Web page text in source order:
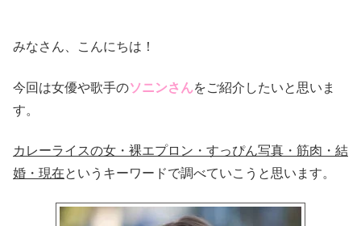
みなさん、こんにちは！
今回は女優や歌手のソニンさんをご紹介したいと思いま
す。
カレーライスの女・裸エプロン・すっぴん写真・筋肉・結
婚・現在というキーワードで調べていこうと思います。